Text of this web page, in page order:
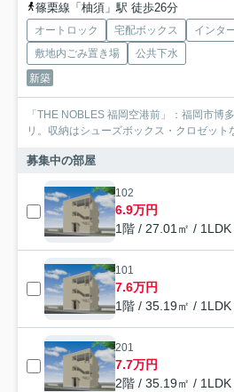
篠栗線「柚須」駅 徒歩26分
オートロック 宅配ボックス
インタ
敷地内ごみ置き場
公共下水
新築
「THE NOBLES 福岡空港前」：福岡市博
リ。収納はシューズボックス・クロゼット
募集中の部屋
102
6.9万円
1階 / 27.01㎡ / 1LDK
101
7.6万円
1階 / 35.19㎡ / 1LDK
201
7.7万円
2階 / 35.19㎡ / 1LDK